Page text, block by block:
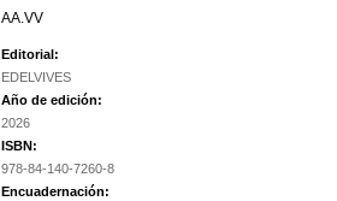
AA.VV
Editorial:
EDELVIVES
Año de edición:
2026
ISBN:
978-84-140-7260-8
Encuadernación: